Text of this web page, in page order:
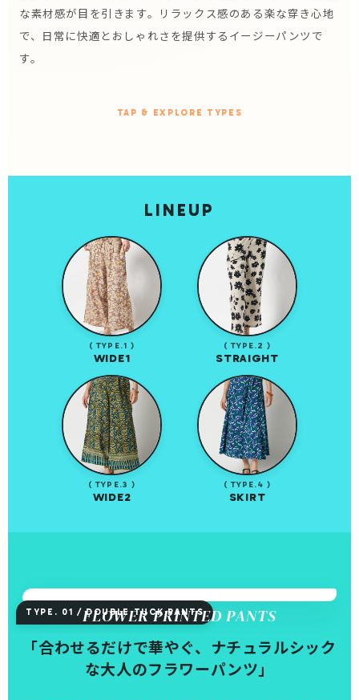
な素材感が目を引きます。リラックス感のある楽な穿き心地
で、日常に快適とおしゃれさを提供するイージーパンツで
す。
TAP & EXPLORE TYPES
LINEUP
( TYPE.1 )
WIDE1
( TYPE.2 )
STRAIGHT
( TYPE.3 )
WIDE2
( TYPE.4 )
SKIRT
TYPE. 01 / DOUBLE TUCK PANTS
FLOWER PRINTED PANTS
「合わせるだけで華やぐ、ナチュラルシック
な大人のフラワーパンツ」